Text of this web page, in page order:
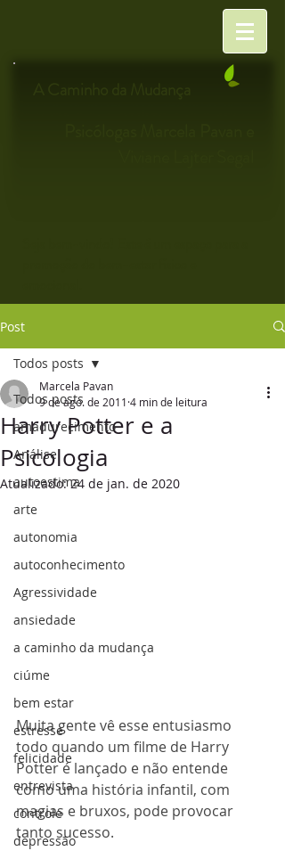
Post
Todos posts
amadurecimento
Análise
autoestima
arte
autonomia
autoconhecimento
Agressividade
ansiedade
a caminho da mudança
ciúme
bem estar
estresse
felicidade
entrevista
controle
depressão
Todos posts
Harry Potter e a
Psicologia
Marcela Pavan
9 de ago. de 2011 4 min de leitura
Atualizado:24 de jan. de 2020
Muita gente vê esse entusiasmo
todo quando um filme de Harry
Potter é lançado e não entende
como uma história infantil, com
magias e bruxos, pode provocar
tanto sucesso.